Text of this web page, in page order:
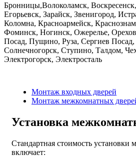
Бронницы,Волоколамск,
Егорьевск, Зарайск, Звенигород,
Коломна, Красноармейск,
Фоминск, Ногинск, Ожерелье,
Посад, Пущино, Руза, Сергиев Посад,
Солнечногорск, Ступино, Талдом,
Электрогорск, Электросталь
Монтаж входных дверей
Монтаж межкомнатных
Установка
Стандартная стоимость установки
включает: